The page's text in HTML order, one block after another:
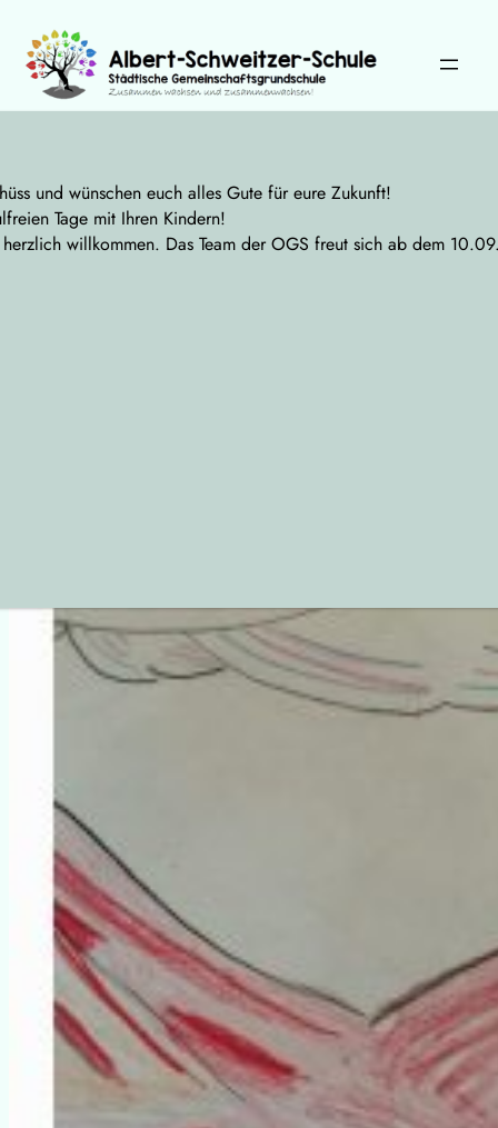
Inhalt
springen
und wünschen euch alles Gute für eure Zukunft!
Tage mit Ihren Kindern!
willkommen. Das Team der OGS freut sich ab dem